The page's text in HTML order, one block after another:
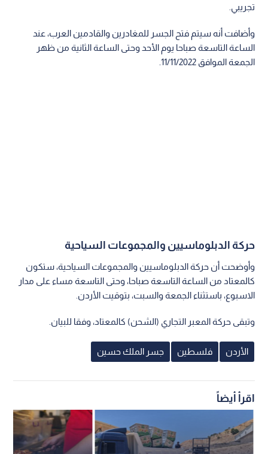
تجريبي.
وأضافت أنه سيتم فتح الجسر للمغادرين والقادمين العرب، عند
الساعة التاسعة صباحا يوم الأحد وحتى الساعة الثانية من ظهر
الجمعة الموافق 11/11/2022.
حركة الدبلوماسيين والمجموعات السياحية
وأوضحت أن حركة الدبلوماسيين والمجموعات السياحية، ستكون
كالمعتاد من الساعة التاسعة صباحا، وحتى التاسعة مساء على مدار
الاسبوع، باستثناء الجمعة والسبت، بتوقيت الأردن.
وتبقى حركة المعبر التجاري (الشحن) كالمعتاد، وفقا للبيان.
الأردن فلسطين جسر الملك حسين
اقرأ أيضاً